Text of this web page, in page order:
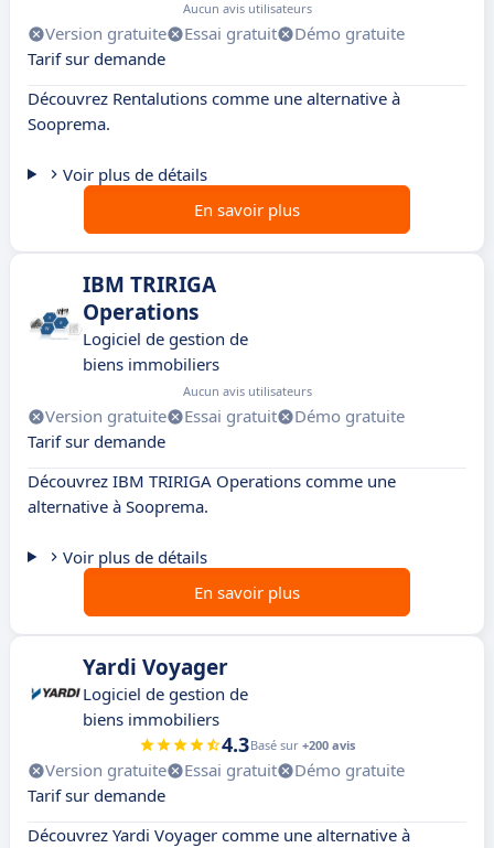
Aucun avis utilisateurs
Version gratuite Essai gratuit
Démo gratuite
Tarif sur demande
Découvrez Rentalutions comme une alternative à
Sooprema.
Voir plus de détails
En savoir plus
IBM TRIRIGA
Operations
Logiciel de gestion de
biens immobiliers
Aucun avis utilisateurs
Version gratuite Essai gratuit
Démo gratuite
Tarif sur demande
Découvrez IBM TRIRIGA Operations comme une
alternative à Sooprema.
Voir plus de détails
En savoir plus
Yardi Voyager
Logiciel de gestion de
biens immobiliers
4.3Basé sur +200 avis
Version gratuite Essai gratuit
Démo gratuite
Tarif sur demande
Découvrez Yardi Voyager comme une alternative à